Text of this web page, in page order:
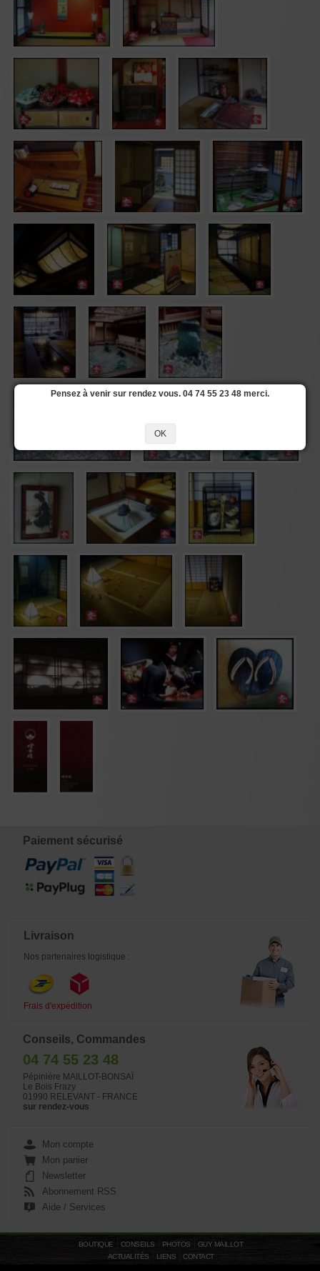
Paiement sécurisé
Livraison
Nos partenaires logistique :
Frais d'expédition
Conseils, Commandes
04 74 55 23 48
Pépinière MAILLOT-BONSAÏ
Le Bois Frazy
01990 RELEVANT - FRANCE
sur rendez-vous
Mon compte
Mon panier
Newsletter
Abonnement RSS
Aide / Services
BOUTIQUE CONSEILS PHOTOS
GUY MAILLOT
ACTUALITÉS
LIENS CONTACT
Pensez à venir sur rendez vous. 04 74 55 23 48 merci.
OK